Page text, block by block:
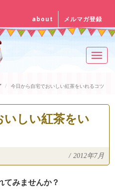
about メルマガ登録
今日から自宅でおいしい紅茶をいれるコツ
いしい紅茶をい
/ 2012年7月
てみませんか？